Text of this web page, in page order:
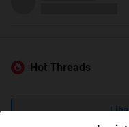
Hot Threads